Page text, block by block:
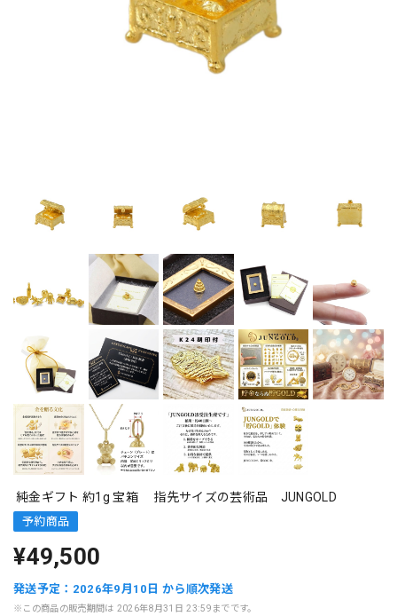
純金ギフト 約1g 宝箱 指先サイズの芸術品 JUNGOLD
予約商品
¥49,500
発送予定：2026年9月10日 から順次発送
※この商品の販売期間は 2026年8月31日 23:59までです。